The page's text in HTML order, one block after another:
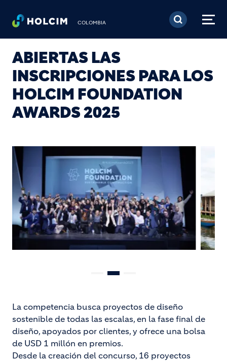
Pasar al contenido
COLOMBIA
ABIERTAS LAS
INSCRIPCIONES PARA LOS
HOLCIM FOUNDATION
AWARDS 2025
La competencia busca proyectos de diseño
sostenible de todas las escalas, en la fase final de
diseño, apoyados por clientes, y ofrece una bolsa
de USD 1 millón en premios.
Desde la creación del concurso, 16 proyectos